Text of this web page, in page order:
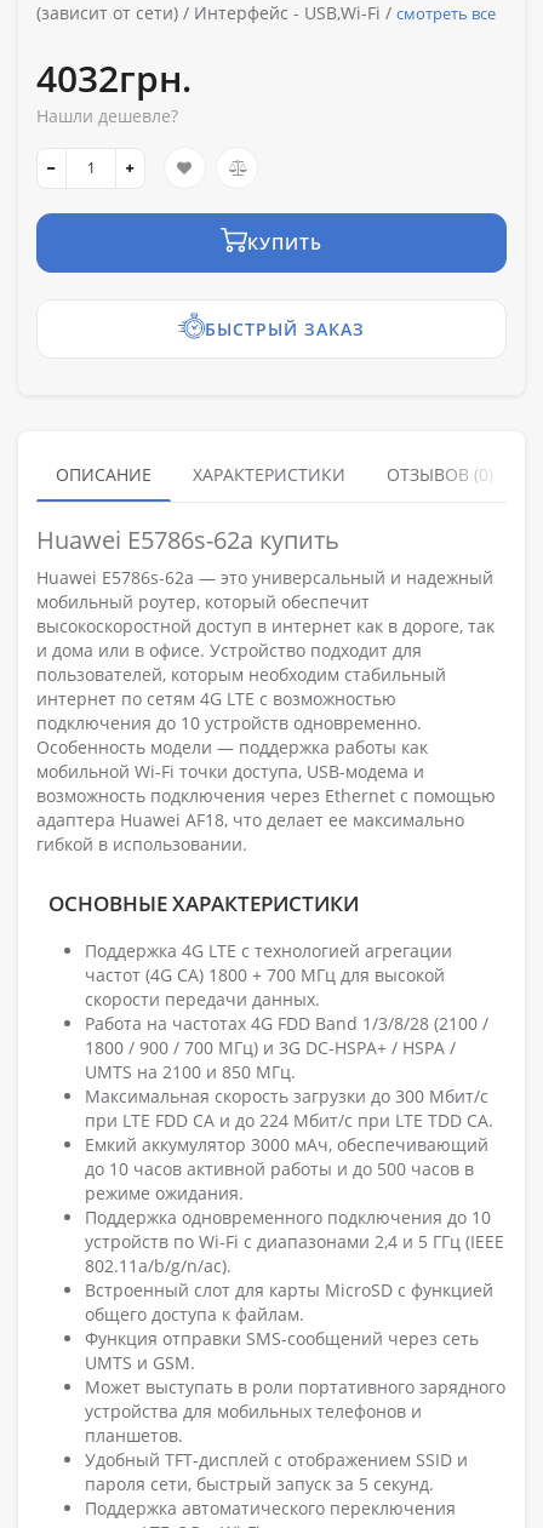
(зависит от сети) / Интерфейс - USB,Wi-Fi / смотреть все
4032грн.
Нашли дешевле?
КУПИТЬ
БЫСТРЫЙ ЗАКАЗ
ОПИСАНИЕ ХАРАКТЕРИСТИКИ ОТЗЫВОВ (0)
Huawei E5786s-62a купить
Huawei E5786s-62a — это универсальный и надежный
мобильный роутер, который обеспечит
высокоскоростной доступ в интернет как в дороге, так
и дома или в офисе. Устройство подходит для
пользователей, которым необходим стабильный
интернет по сетям 4G LTE с возможностью
подключения до 10 устройств одновременно.
Особенность модели — поддержка работы как
мобильной Wi-Fi точки доступа, USB-модема и
возможность подключения через Ethernet с помощью
адаптера Huawei AF18, что делает ее максимально
гибкой в использовании.
ОСНОВНЫЕ ХАРАКТЕРИСТИКИ
Поддержка 4G LTE с технологией агрегации
частот (4G CA) 1800 + 700 МГц для высокой
скорости передачи данных.
Работа на частотах 4G FDD Band 1/3/8/28 (2100 /
1800 / 900 / 700 МГц) и 3G DC-HSPA+ / HSPA /
UMTS на 2100 и 850 МГц.
Максимальная скорость загрузки до 300 Мбит/с
при LTE FDD CA и до 224 Мбит/с при LTE TDD CA.
Емкий аккумулятор 3000 мАч, обеспечивающий
до 10 часов активной работы и до 500 часов в
режиме ожидания.
Поддержка одновременного подключения до 10
устройств по Wi-Fi с диапазонами 2,4 и 5 ГГц (IEEE
802.11a/b/g/n/ac).
Встроенный слот для карты MicroSD с функцией
общего доступа к файлам.
Функция отправки SMS-сообщений через сеть
UMTS и GSM.
Может выступать в роли портативного зарядного
устройства для мобильных телефонов и
планшетов.
Удобный TFT-дисплей с отображением SSID и
пароля сети, быстрый запуск за 5 секунд.
Поддержка автоматического переключения